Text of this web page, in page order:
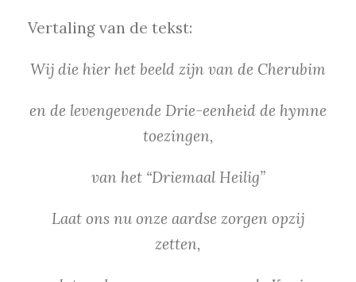
Vertaling van de tekst:
Wij die hier het beeld zijn van de Cherubim
en de levengevende Drie-eenheid de hymne
toezingen,
van het “Driemaal Heilig”
Laat ons nu onze aardse zorgen opzij
zetten,